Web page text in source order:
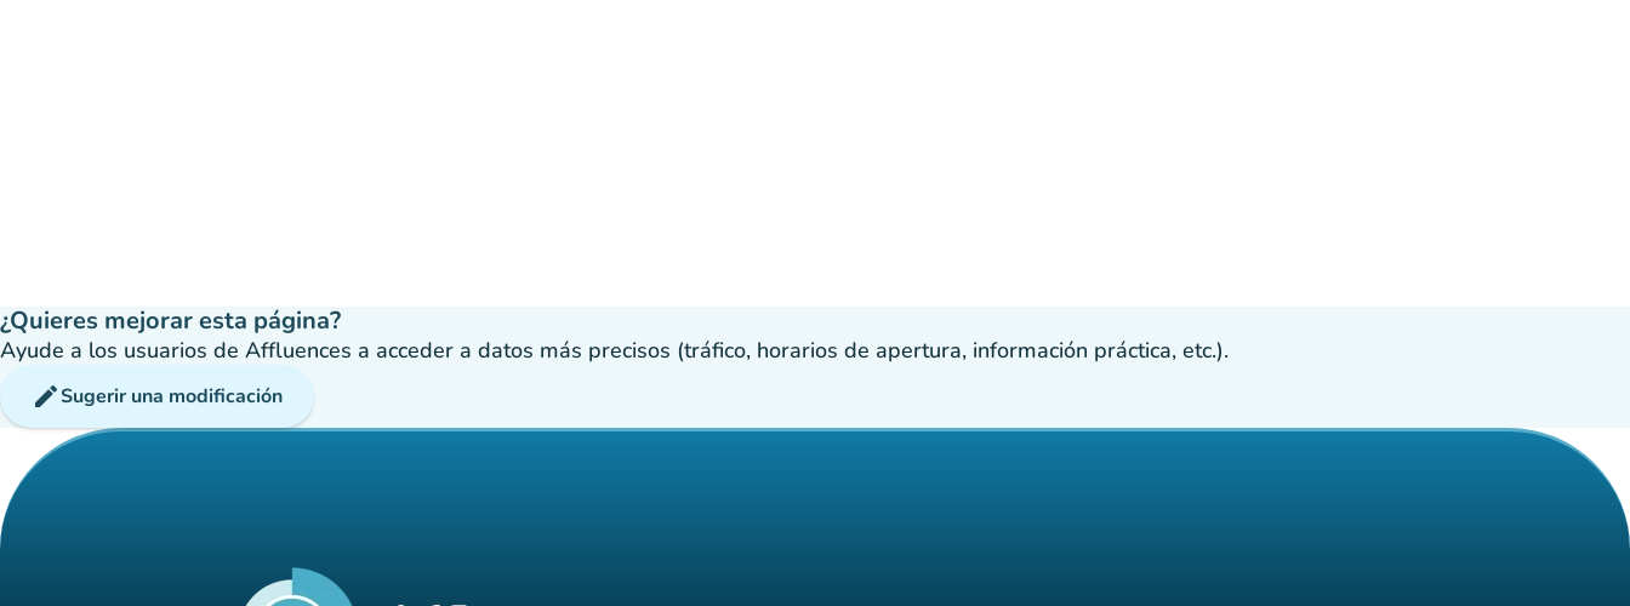
¿Quieres mejorar esta página?
Ayude a los usuarios de Affluences a acceder a datos más precisos (tráfico, horarios de apertura, información práctica, etc.).
editSugerir una modificación